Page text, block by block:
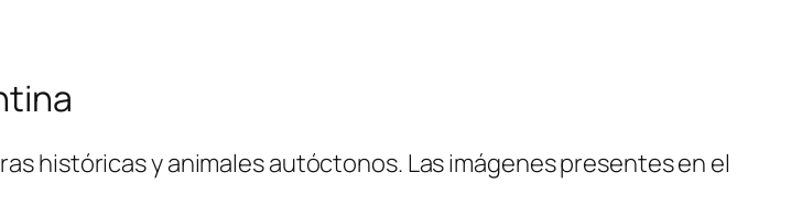
históricas y animales autóctonos. Las imágenes presentes en el